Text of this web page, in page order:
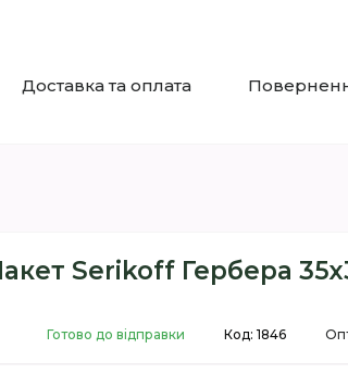
Доставка та оплата
Serikoff Гербера
Готово до відправки Код: 1846